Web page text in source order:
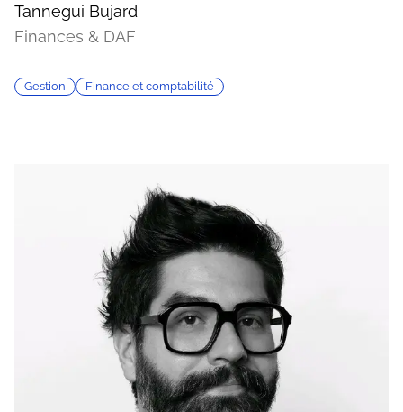
Tannegui Bujard
Finances & DAF
Gestion Finance et comptabilité